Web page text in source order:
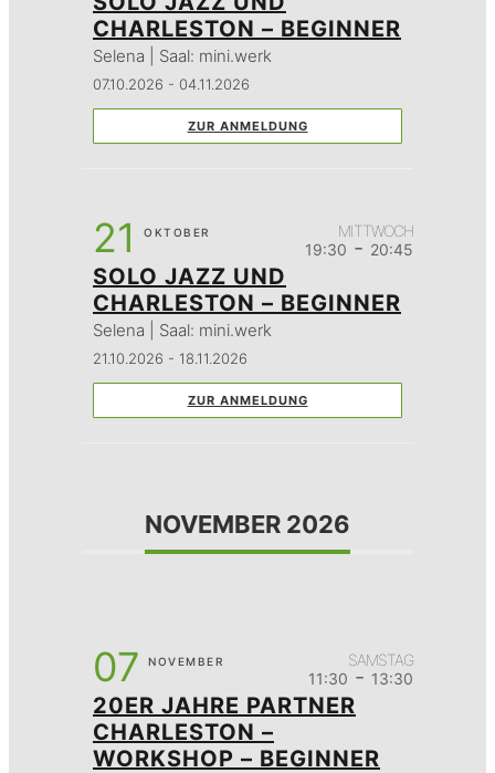
CHARLESTON – BEGINNER
Selena | Saal: mini.werk
07.10.2026 - 04.11.2026
ZUR ANMELDUNG
21 OKTOBER
MITTWOCH
19:30 - 20:45
SOLO JAZZ UND
CHARLESTON – BEGINNER
Selena | Saal: mini.werk
21.10.2026 - 18.11.2026
ZUR ANMELDUNG
NOVEMBER 2026
07 NOVEMBER
SAMSTAG
11:30 - 13:30
20ER JAHRE PARTNER
CHARLESTON –
WORKSHOP – BEGINNER